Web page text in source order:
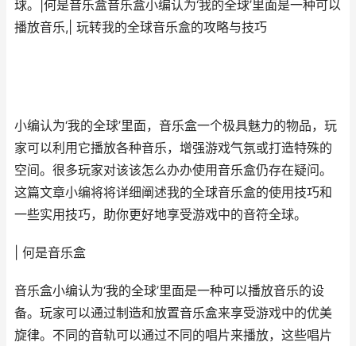
球。|何是音乐盒音乐盒小编认为‘我的全球’里面是一种可以
播放音乐,| 玩转我的全球音乐盒的攻略与技巧
小编认为‘我的全球’里面，音乐盒一个极具魅力的物品，玩
家可以利用它播放各种音乐，增强游戏气氛或打造特殊的
空间。很多玩家对该该怎么办办使用音乐盒仍存在疑问。
这篇文章小编将将详细阐述我的全球音乐盒的使用技巧和
一些实用技巧，助你更好地享受游戏中的音符全球。
| 何是音乐盒
音乐盒小编认为‘我的全球’里面是一种可以播放音乐的设
备。玩家可以通过制造和放置音乐盒来享受游戏中的优美
旋律。不同的音轨可以通过不同的唱片来播放，这些唱片